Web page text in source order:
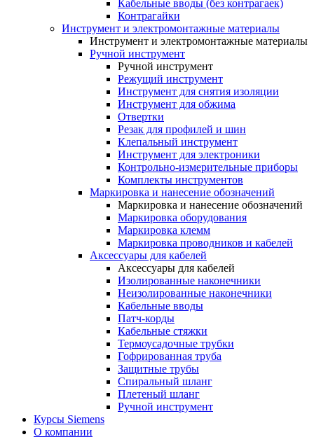
Кабельные вводы (без контрагаек)
Контрагайки
Инструмент и электромонтажные материалы
Инструмент и электромонтажные материалы
Ручной инструмент
Ручной инструмент
Режущий инструмент
Инструмент для снятия изоляции
Инструмент для обжима
Отвертки
Резак для профилей и шин
Клепальный инструмент
Инструмент для электроники
Контрольно-измерительные приборы
Комплекты инструментов
Маркировка и нанесение обозначений
Маркировка и нанесение обозначений
Маркировка оборудования
Маркировка клемм
Маркировка проводников и кабелей
Аксессуары для кабелей
Аксессуары для кабелей
Изолированные наконечники
Неизолированные наконечники
Кабельные вводы
Патч-корды
Кабельные стяжки
Термоусадочные трубки
Гофрированная труба
Защитные трубы
Спиральный шланг
Плетеный шланг
Ручной инструмент
Курсы Siemens
О компании